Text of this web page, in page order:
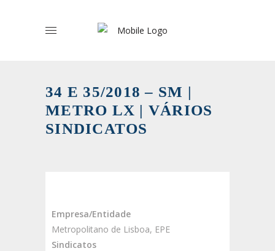
34 E 35/2018 – SM |
METRO LX | VÁRIOS
SINDICATOS
Empresa/Entidade
Metropolitano de Lisboa, EPE
Sindicatos